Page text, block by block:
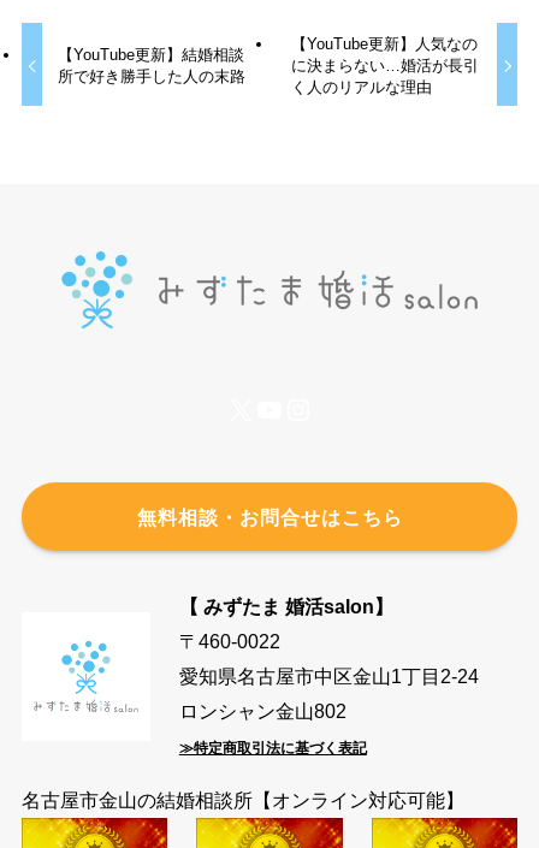
【YouTube更新】結婚相談
所で好き勝手した人の末路
【YouTube更新】人気なの
に決まらない…婚活が長引
く人のリアルな理由
無料相談・お問合せはこちら
【 みずたま 婚活salon】
〒460-0022
愛知県名古屋市中区金山1丁目2-24
ロンシャン金山802
≫特定商取引法に基づく表記
名古屋市金山の結婚相談所【オンライン対応可能】